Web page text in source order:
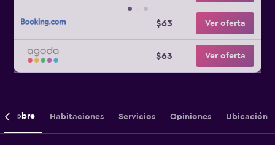
$63 Ver oferta
$63 Ver oferta
Sobre Habitaciones Servicios Opiniones Ubicación